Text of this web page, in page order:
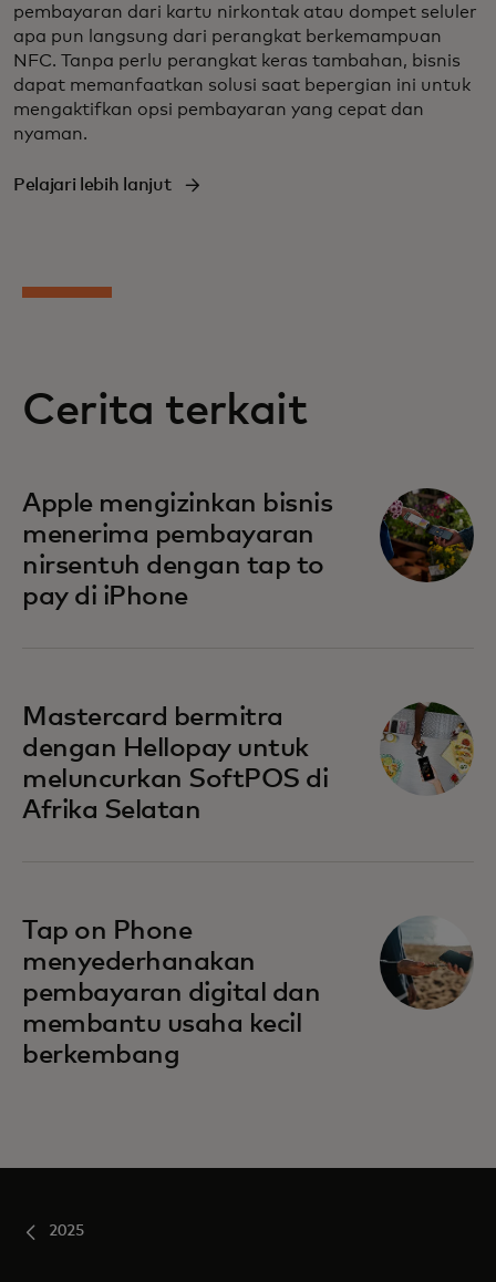
pembayaran dari kartu nirkontak atau dompet seluler
apa pun langsung dari perangkat berkemampuan
NFC. Tanpa perlu perangkat keras tambahan, bisnis
dapat memanfaatkan solusi saat bepergian ini untuk
mengaktifkan opsi pembayaran yang cepat dan
nyaman.
Pelajari lebih lanjut
Cerita terkait
Apple mengizinkan bisnis
menerima pembayaran
nirsentuh dengan tap to
pay di iPhone
opens in a new tab
Mastercard bermitra
dengan Hellopay untuk
meluncurkan SoftPOS di
Afrika Selatan
opens in a new tab
Tap on Phone
menyederhanakan
pembayaran digital dan
membantu usaha kecil
berkembang
2025